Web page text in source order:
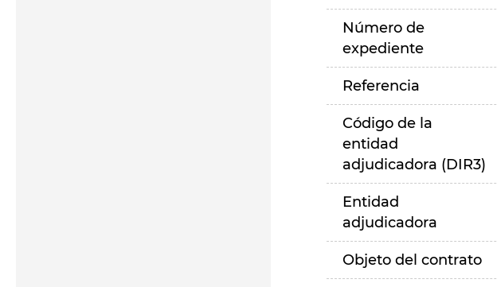
Número de
expediente
Referencia
Código de la
entidad
adjudicadora (DIR3)
Entidad
adjudicadora
Objeto del contrato